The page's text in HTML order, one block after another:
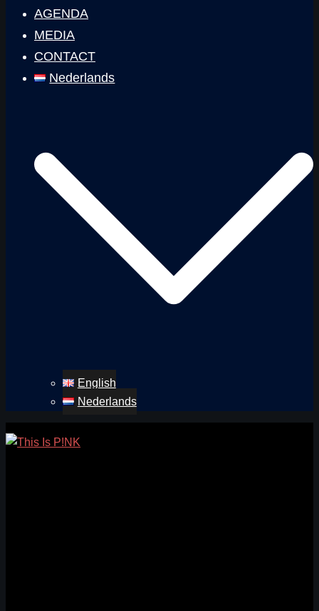
AGENDA
MEDIA
CONTACT
Nederlands
English
Nederlands